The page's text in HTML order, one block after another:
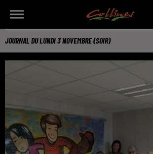
JOURNAL DU LUNDI 3 NOVEMBRE (SOIR)